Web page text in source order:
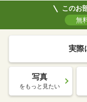
このお
無
実際
写真
をもっと見たい